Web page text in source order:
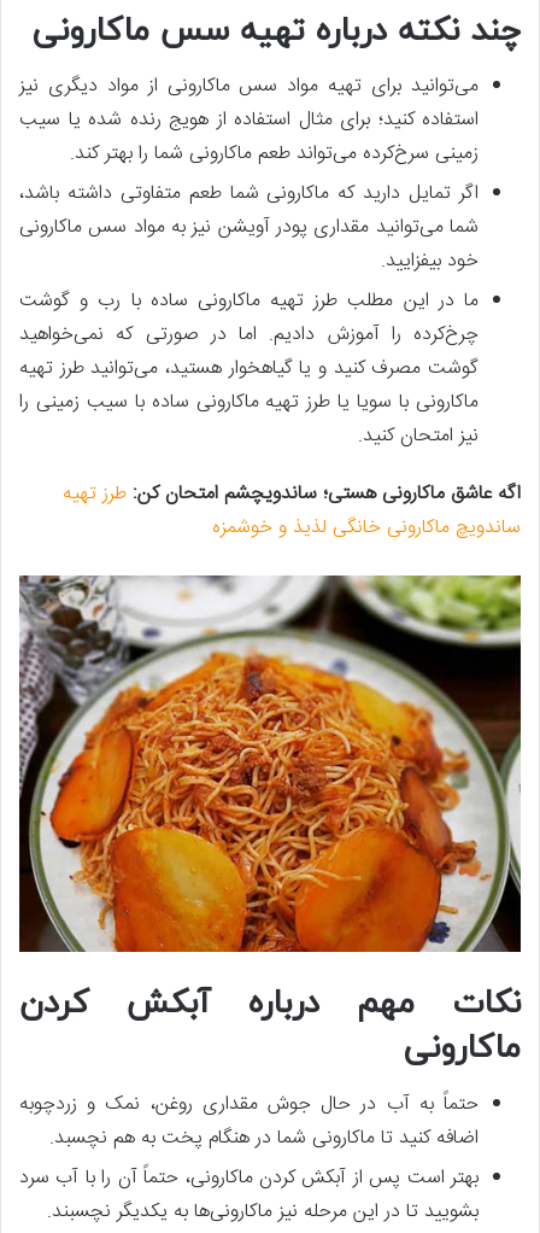
چند نکته درباره تهیه سس ماکارونی
می‌توانید برای تهیه مواد سس ماکارونی از مواد دیگری نیز
استفاده کنید؛ برای مثال استفاده از هویج رنده شده یا سیب
زمینی سرخ‌کرده می‌تواند طعم ماکارونی شما را بهتر کند.
اگر تمایل دارید که ماکارونی شما طعم متفاوتی داشته باشد،
شما می‌توانید مقداری پودر آویشن نیز به مواد سس ماکارونی
خود بیفزایید.
ما در این مطلب طرز تهیه ماکارونی ساده با رب و گوشت
چرخ‌کرده را آموزش دادیم. اما در صورتی که نمی‌خواهید
گوشت مصرف کنید و یا گیاهخوار هستید، می‌توانید طرز تهیه
ماکارونی با سویا یا طرز تهیه ماکارونی ساده با سیب زمینی را
نیز امتحان کنید.
اگه عاشق ماکارونی هستی؛ ساندویچشم امتحان کن: طرز تهیه
ساندویچ ماکارونی خانگی لذیذ و خوشمزه
نکات مهم درباره آبکش کردن
ماکارونی
حتماً به آب در حال جوش مقداری روغن، نمک و زردچوبه
اضافه کنید تا ماکارونی شما در هنگام پخت به هم نچسبد.
بهتر است پس از آبکش کردن ماکارونی، حتماً آن را با آب سرد
بشویید تا در این مرحله نیز ماکارونی‌ها به یکدیگر نچسبند.